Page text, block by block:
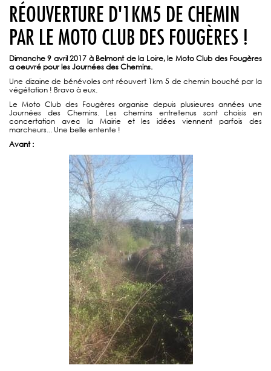
RÉOUVERTURE D'1KM5 DE CHEMIN
PAR LE MOTO CLUB DES FOUGÈRES !
Dimanche 9 avril 2017 à Belmont de la Loire, le Moto Club des Fougères
a oeuvré pour les Journées des Chemins.
Une dizaine de bénévoles ont réouvert 1km 5 de chemin bouché par la
végétation ! Bravo à eux.
Le Moto Club des Fougères organise depuis plusieures années une
Journées des Chemins. Les chemins entretenus sont choisis en
concertation avec la Mairie et les idées viennent parfois des
marcheurs... Une belle entente !
Avant :